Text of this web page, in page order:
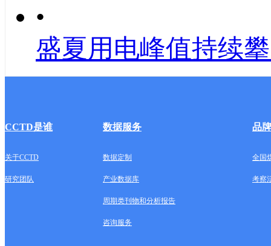
•
盛夏用电峰值持续
CCTD是谁 数据服务 品
关于CCTD 数据定制 全国
研究团队 产业数据库 考察
周期类刊物和分析报告
咨询服务